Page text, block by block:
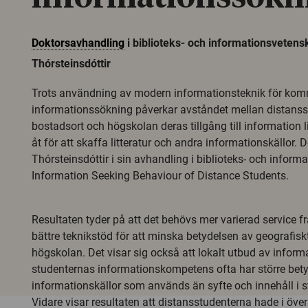
Doktorsavhandling i biblioteks- och
Thórsteinsdóttir
Trots användning av modern informationsteknik för
informationssökning påverkar avståndet mellan
bostadsort och högskolan deras tillgång till information
åt för att skaffa litteratur och andra informationskällor.
Thórsteinsdóttir i sin avhandling i biblioteks- och
Information Seeking Behaviour of Distance Students.
Resultaten tyder på att det behövs mer varierad service
bättre teknikstöd för att minska betydelsen av
högskolan. Det visar sig också att lokalt utbud av
studenternas informationskompetens ofta har större
informationskällor som används än syfte och innehåll i
Vidare visar resultaten att distansstudenterna hade i